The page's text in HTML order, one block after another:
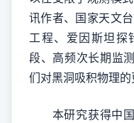
讯作者、国家天文
工程、爱因斯坦探
段、高频次长期监
们对黑洞吸积物理的
本研究获得中国